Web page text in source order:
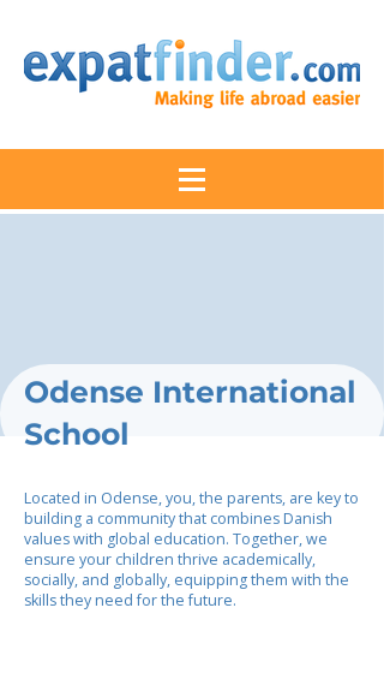
Odense International
School
Located in Odense, you, the parents, are key to
building a community that combines Danish
values with global education. Together, we
ensure your children thrive academically,
socially, and globally, equipping them with the
skills they need for the future.